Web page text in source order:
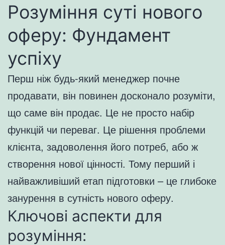
Розуміння суті нового
оферу: Фундамент
успіху
Перш ніж будь-який менеджер почне
продавати, він повинен досконало розуміти,
що саме він продає. Це не просто набір
функцій чи переваг. Це рішення проблеми
клієнта, задоволення його потреб, або ж
створення нової цінності. Тому перший і
найважливіший етап підготовки – це глибоке
занурення в сутність нового оферу.
Ключові аспекти для
розуміння: